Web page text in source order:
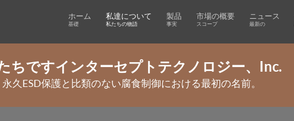
ホーム
基礎
私達について
私たちの物語
製品
事実
市場の概要
スコープ
ニュース
最新の
ちですインターセプトテクノロジー、Inc.
永久ESD保護と比類のない腐食制御における最初の名前。